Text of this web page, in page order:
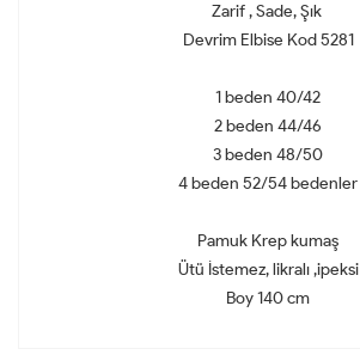
Zarif , Sade, Şık
Devrim Elbise Kod 5281
1 beden 40/42
2 beden 44/46
3 beden 48/50
4 beden 52/54 bedenler
Pamuk Krep kumaş
Ütü İstemez, likralı ,ipeksi
Boy 140 cm